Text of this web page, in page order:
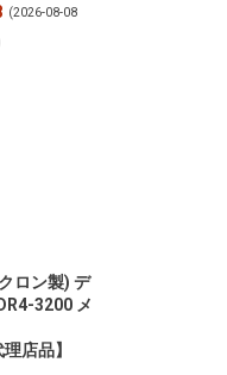
(2026-08-08
ロン製) デ
3200 メ
店品】